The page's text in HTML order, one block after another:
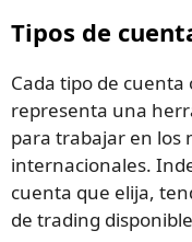
Tipos de
Cada tipo de
representa una
para trabajar en los
internacionales.
cuenta que elija,
de trading